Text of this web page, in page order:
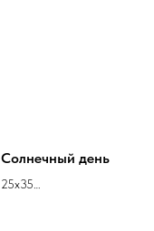
Солнечный день
25х35